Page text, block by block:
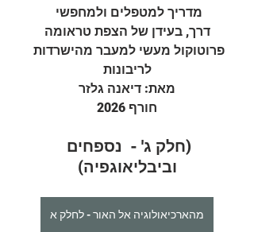
מדריך למטפלים ולמחפשי
דרך, בעידן של הצפת טראומה
פרוטוקול מעשי למעבר מהישרדות
לריבונות
מאת: דיאנה גלזר
חורף 2026
(חלק ג' -  נספחים
וביבליאוגפיה)
מהארכיאולוגיה אל האור - לחלק א